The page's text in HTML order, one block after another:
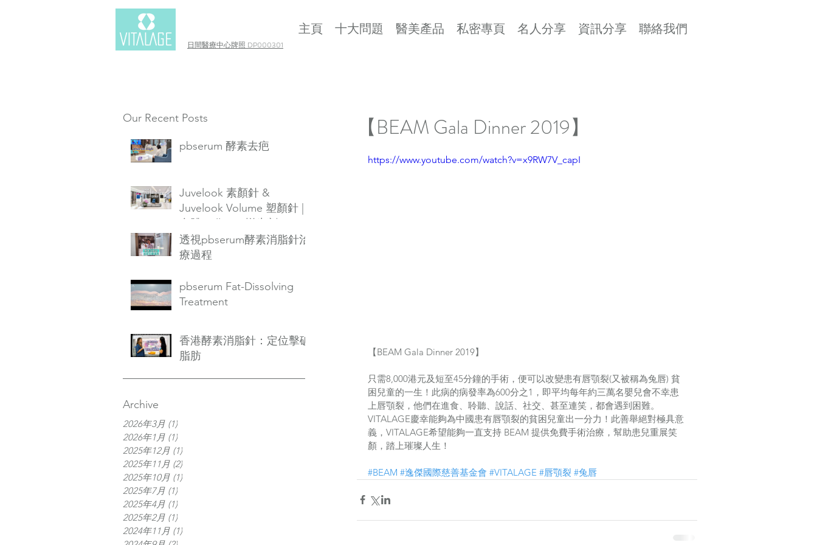
主頁 十大問題 醫美產品 私密專頁 名人分享 資訊分享 聯絡我們
日間醫療中心牌照 DP000301
Our Recent Posts
pbserum 酵素去疤
Juvelook 素顏針 &
Juvelook Volume 塑顏針 |
自體Collagen增生劑
透視pbserum酵素消脂針治
療過程
pbserum Fat-Dissolving
Treatment
香港酵素消脂針：定位擊破
脂肪
Archive
2026年3月 (1)
2026年1月 (1)
2025年12月 (1)
2025年11月 (2)
2025年10月 (1)
2025年7月 (1)
2025年4月 (1)
2025年2月 (1)
2024年11月 (1)
【BEAM Gala Dinner 2019】
https://www.youtube.com/watch?v=x9RW7V_capI
【BEAM Gala Dinner 2019】
只需8,000港元及短至45分鐘的手術，便可以改變患有唇顎裂(又被稱為兔唇) 貧
困兒童的一生！此病的病發率為600分之1，即平均每年約三萬名嬰兒會不幸患
上唇顎裂，他們在進食、聆聽、說話、社交、甚至連笑，都會遇到困難。
VITALAGE慶幸能夠為中國患有唇顎裂的貧困兒童出一分力！此善舉絕對極具意
義，VITALAGE希望能夠一直支持 BEAM 提供免費手術治療，幫助患兒重展笑
顏，踏上璀璨人生！
#BEAM #逸傑國際慈善基金會 #VITALAGE #唇顎裂 #兔唇